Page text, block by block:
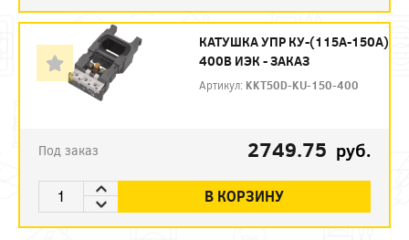
КАТУШКА УПР КУ-(115А-150А)
400В ИЭК - ЗАКАЗ
Артикул: KKT50D-KU-150-400
Под заказ 2749.75 руб.
В КОРЗИНУ